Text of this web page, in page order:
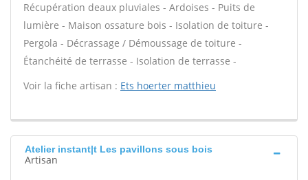
Récupération deaux pluviales - Ardoises - Puits de
lumière - Maison ossature bois - Isolation de toiture -
Pergola - Décrassage / Démoussage de toiture -
Étanchéité de terrasse - Isolation de terrasse -
Voir la fiche artisan : Ets hoerter matthieu
Atelier instant|t Les pavillons sous bois
Artisan